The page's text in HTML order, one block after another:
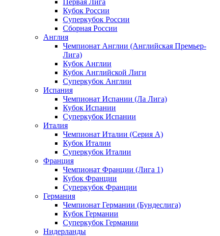
Первая Лига
Кубок России
Суперкубок России
Сборная России
Англия
Чемпионат Англии (Английская Премьер-
Лига)
Кубок Англии
Кубок Английской Лиги
Суперкубок Англии
Испания
Чемпионат Испании (Ла Лига)
Кубок Испании
Суперкубок Испании
Италия
Чемпионат Италии (Серия А)
Кубок Италии
Суперкубок Италии
Франция
Чемпионат Франции (Лига 1)
Кубок Франции
Суперкубок Франции
Германия
Чемпионат Германии (Бундеслига)
Кубок Германии
Суперкубок Германии
Нидерланды